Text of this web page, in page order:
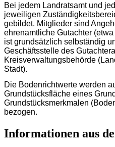
Bei jedem Landratsamt und
jeweiligen
gebildet. Mitglieder sind
ehrenamtliche Gutachter
ist grundsätzlich selbständig
Geschäftsstelle des
Kreisverwaltungsbehörde
Stadt).
Die Bodenrichtwerte werden
Grundstücksfläche eines
Grundstücksmerkmalen
bezogen.
Informationen aus